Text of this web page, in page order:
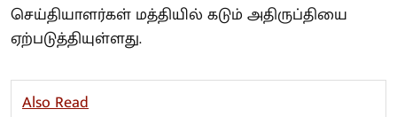
செய்தியாளர்கள் மத்தியில் கடும் அதிருப்தியை
ஏற்படுத்தியுள்ளது.
Also Read